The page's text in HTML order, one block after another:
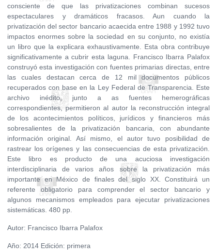
consciente de que las privatizaciones combinan sucesos
espectaculares y dramáticos fracasos. Aun cuando la
privatización del sector bancario acaecida entre 1988 y 1992 tuvo
impactos enormes sobre la sociedad en su conjunto, no existía
un libro que la explicara exhaustivamente. Esta obra contribuye
significativamente a cubrir esta laguna. Francisco Ibarra Palafox
construyó esta investigación con fuentes primarias directas, entre
las cuales destacan cerca de 12 mil documentos públicos
recuperados con base en la Ley Federal de Transparencia. Este
archivo inédito, junto a as fuentes hemerográficas
correspondientes, permitieron al autor la reconstrucción integral
de los acontecimientos políticos, jurídicos y financieros más
sobresalientes de la privatización bancaria, con abundante
información original. Así mismo, el autor tuvo posibilidad de
rastrear los orígenes y las consecuencias de esta privatización.
Este libro es producto de una acuciosa investigación
interdisciplinaria de varios años sobre la privatización más
importante en México de finales del siglo XX. Constituirá un
referente obligatorio para comprender el sector bancario y
algunos mecanismos empleados para ejecutar privatizaciones
sistemáticas. 480 pp.
Autor: Francisco Ibarra Palafox
Año: 2014 Edición: primera